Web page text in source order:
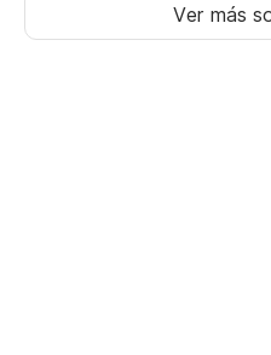
Ver más